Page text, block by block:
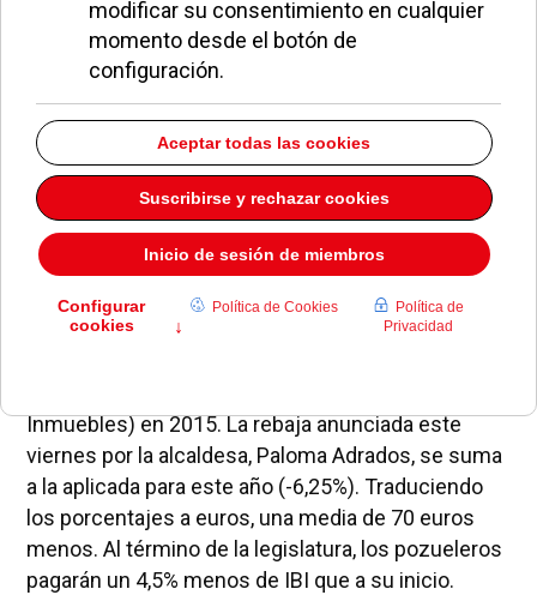
Inmuebles) en 2015. La rebaja anunciada este
viernes por la alcaldesa, Paloma Adrados, se suma
a la aplicada para este año (-6,25%). Traduciendo
los porcentajes a euros, una media de 70 euros
menos. Al término de la legislatura, los pozueleros
pagarán un 4,5% menos de IBI que a su inicio.